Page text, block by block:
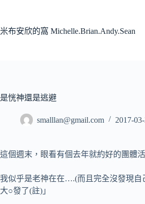
主
米布安欣的窩 Michelle.Brian.Andy.Sean
是恍神還是逃避
smalllan@gmail.com 2017-03-
這個週末，眼看有個去年就約好的團體
我似乎是老神在在….(而且完全沒發現自
大○發了(註)」